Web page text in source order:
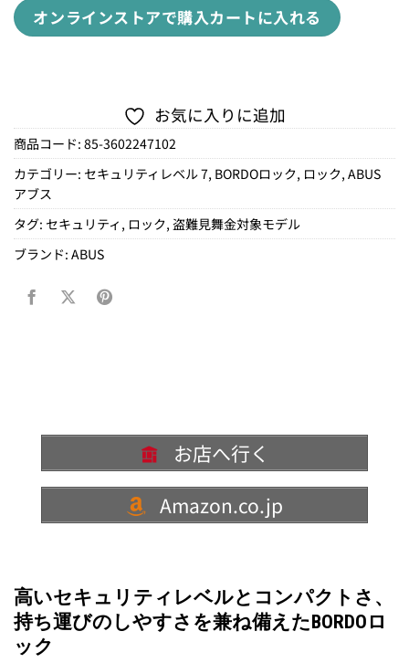
オンラインストアで購入カートに入れる
お気に入りに追加
商品コード: 85-3602247102
カテゴリー: セキュリティレベル 7, BORDOロック, ロック, ABUS
アブス
タグ: セキュリティ , ロック, 盗難見舞金対象モデル
ブランド: ABUS
お店へ行く
Amazon.co.jp
高いセキュリティレベルとコンパクトさ、
持ち運びのしやすさを兼ね備えたBORDOロ
ック